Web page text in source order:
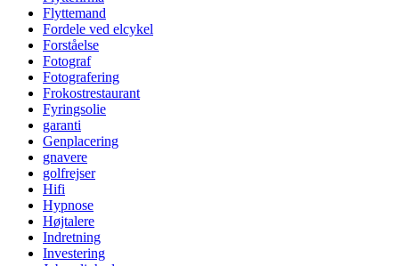
Flyttemand
Fordele ved elcykel
Forståelse
Fotograf
Fotografering
Frokostrestaurant
Fyringsolie
garanti
Genplacering
gnavere
golfrejser
Hifi
Hypnose
Højtalere
Indretning
Investering